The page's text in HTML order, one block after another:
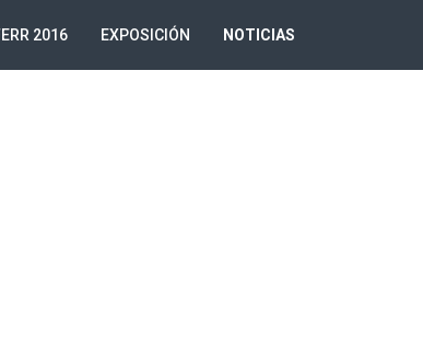
2016 EXPOSICIÓN NOTICIAS